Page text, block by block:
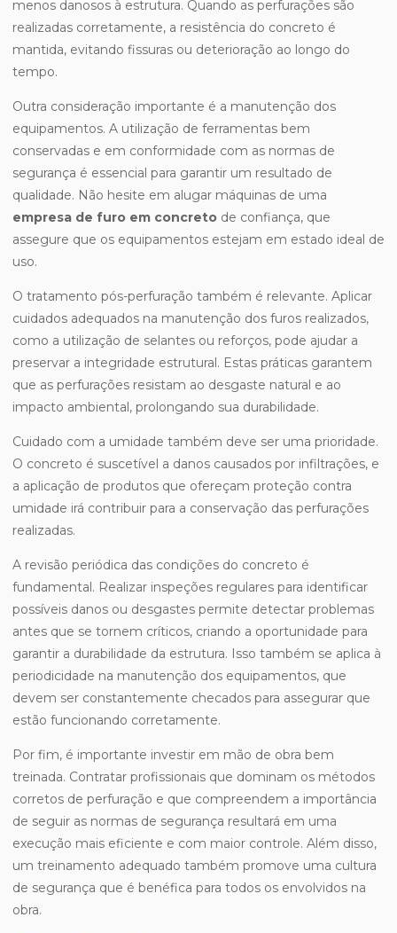
menos danosos à estrutura. Quando as perfurações são
realizadas corretamente, a resistência do concreto é
mantida, evitando fissuras ou deterioração ao longo do
tempo.
Outra consideração importante é a manutenção dos
equipamentos. A utilização de ferramentas bem
conservadas e em conformidade com as normas de
segurança é essencial para garantir um resultado de
qualidade. Não hesite em alugar máquinas de uma
empresa de furo em concreto de confiança, que
assegure que os equipamentos estejam em estado ideal de
uso.
O tratamento pós-perfuração também é relevante. Aplicar
cuidados adequados na manutenção dos furos realizados,
como a utilização de selantes ou reforços, pode ajudar a
preservar a integridade estrutural. Estas práticas garantem
que as perfurações resistam ao desgaste natural e ao
impacto ambiental, prolongando sua durabilidade.
Cuidado com a umidade também deve ser uma prioridade.
O concreto é suscetível a danos causados por infiltrações, e
a aplicação de produtos que ofereçam proteção contra
umidade irá contribuir para a conservação das perfurações
realizadas.
A revisão periódica das condições do concreto é
fundamental. Realizar inspeções regulares para identificar
possíveis danos ou desgastes permite detectar problemas
antes que se tornem críticos, criando a oportunidade para
garantir a durabilidade da estrutura. Isso também se aplica à
periodicidade na manutenção dos equipamentos, que
devem ser constantemente checados para assegurar que
estão funcionando corretamente.
Por fim, é importante investir em mão de obra bem
treinada. Contratar profissionais que dominam os métodos
corretos de perfuração e que compreendem a importância
de seguir as normas de segurança resultará em uma
execução mais eficiente e com maior controle. Além disso,
um treinamento adequado também promove uma cultura
de segurança que é benéfica para todos os envolvidos na
obra.